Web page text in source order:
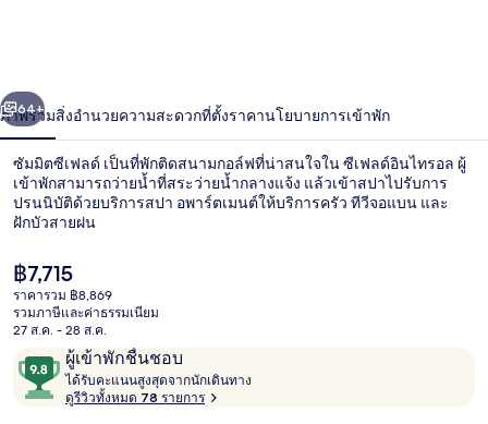
ด์
า
ถัดไป
64+
ภาพรวมสิ่งอำนวยความสะดวกที่ตั้งราคานโยบายการเข้าพัก
ซัมมิตซีเฟลด์ เป็นที่พักติดสนามกอล์ฟที่น่าสนใจใน ซีเฟลด์อินไทรอล ผู้
เข้าพักสามารถว่ายน้ำที่สระว่ายน้ำกลางแจ้ง แล้วเข้าสปาไปรับการ
ปรนนิบัติด้วยบริการสปา อพาร์ตเมนต์ให้บริการครัว ทีวีจอแบน และ
ฝักบัวสายฝน
ราคา
ปัจจุบัน
฿7,715
฿7,715
ราคารวม ฿8,869
รวมภาษีและค่าธรรมเนียม
27 ส.ค. - 28 ส.ค.
รีวิว ผู้เข้าพักชื่นชอบ
9.8
จาก
10,
ได้รับคะแนนสูงสุดจากนักเดินทาง
ดูรีวิวทั้งหมด 78 รายการ